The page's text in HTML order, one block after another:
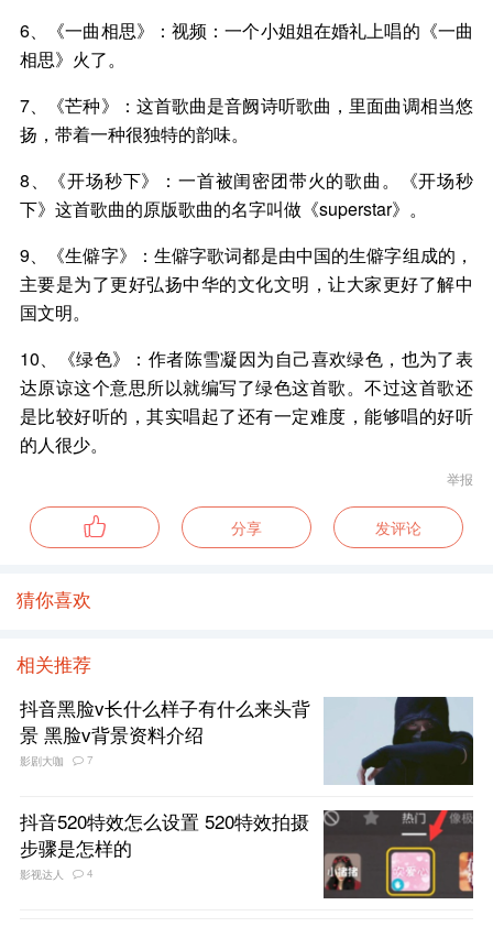
6、《一曲相思》：视频：一个小姐姐在婚礼上唱的《一曲
相思》火了。
7、《芒种》：这首歌曲是音阙诗听歌曲，里面曲调相当悠
扬，带着一种很独特的韵味。
8、《开场秒下》：一首被闺密团带火的歌曲。《开场秒
下》这首歌曲的原版歌曲的名字叫做《superstar》。
9、《生僻字》：生僻字歌词都是由中国的生僻字组成的，
主要是为了更好弘扬中华的文化文明，让大家更好了解中
国文明。
10、《绿色》：作者陈雪凝因为自己喜欢绿色，也为了表
达原谅这个意思所以就编写了绿色这首歌。不过这首歌还
是比较好听的，其实唱起了还有一定难度，能够唱的好听
的人很少。
举报
分享 发评论
猜你喜欢
相关推荐
抖音黑脸v长什么样子有什么来头背
景 黑脸v背景资料介绍
影剧大咖 7
抖音520特效怎么设置 520特效拍摄
步骤是怎样的
影视达人 4